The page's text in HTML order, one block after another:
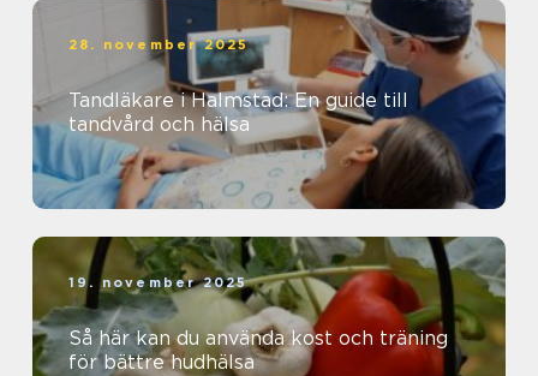
28. november 2025
Tandläkare i Halmstad: En guide till
tandvård och hälsa
19. november 2025
Så här kan du använda kost och träning
för bättre hudhälsa